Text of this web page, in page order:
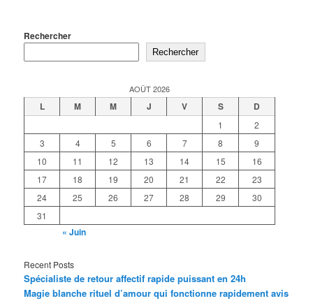
Rechercher
Rechercher
AOÛT 2026
L M M J V S D
1
2
3
4 5 6 7 8
9
10
11 12 13 14 15
16
17
18 19 20 21 22
23
24
25 26 27 28 29
30
31
« Juin
Recent Posts
Spécialiste de retour affectif rapide puissant en 24h
Magie blanche rituel d’amour qui fonctionne rapidement avis